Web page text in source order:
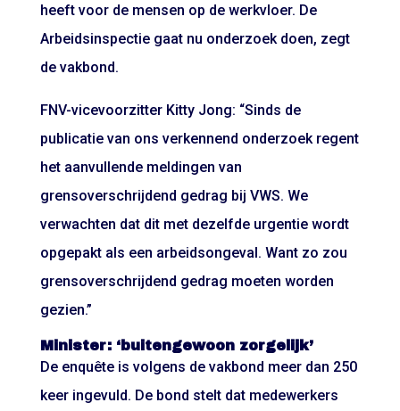
heeft voor de mensen op de werkvloer. De
Arbeidsinspectie gaat nu onderzoek doen, zegt
de vakbond.
FNV-vicevoorzitter Kitty Jong: “Sinds de
publicatie van ons verkennend onderzoek regent
het aanvullende meldingen van
grensoverschrijdend gedrag bij VWS. We
verwachten dat dit met dezelfde urgentie wordt
opgepakt als een arbeidsongeval. Want zo zou
grensoverschrijdend gedrag moeten worden
gezien.”
Minister: ‘buitengewoon zorgelijk’
De enquête is volgens de vakbond meer dan 250
keer ingevuld. De bond stelt dat medewerkers